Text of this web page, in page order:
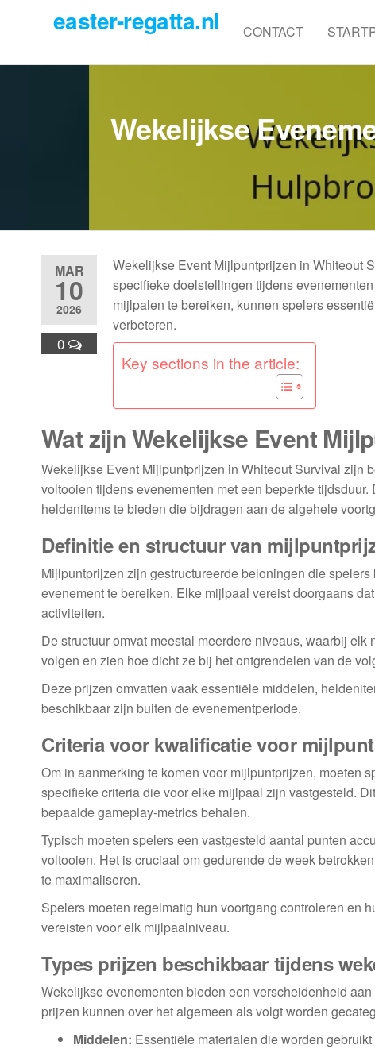
content
easter-regatta.nl CONTACT
Wekelijkse
MAR
10
2026
0
Wekelijkse Event Mijlpuntprijzen in Whiteout
specifieke doelstellingen tijdens
mijlpalen te bereiken, kunnen spelers
verbeteren.
Key sections in the article:
Wat zijn Wekelijkse Event
Wekelijkse Event Mijlpuntprijzen in Whiteout Survival zijn
voltooien tijdens evenementen met een beperkte
heldenitems te bieden die bijdragen aan de algehele
Definitie en structuur van
Mijlpuntprijzen zijn gestructureerde beloningen die
evenement te bereiken. Elke mijlpaal vereist doorgaans
activiteiten.
De structuur omvat meestal meerdere niveaus, waarbij
volgen en zien hoe dicht ze bij het ontgrendelen van de
Deze prijzen omvatten vaak essentiële middelen,
beschikbaar zijn buiten de evenementperiode.
Criteria voor kwalificatie voor
Om in aanmerking te komen voor mijlpuntprijzen, moeten
specifieke criteria die voor elke mijlpaal zijn vastgesteld.
bepaalde gameplay-metrics behalen.
Typisch moeten spelers een vastgesteld aantal punten
voltooien. Het is cruciaal om gedurende de week
te maximaliseren.
Spelers moeten regelmatig hun voortgang controleren en
vereisten voor elk mijlpaalniveau.
Types prijzen beschikbaar tijdens
Wekelijkse evenementen bieden een verscheidenheid
prijzen kunnen over het algemeen als volgt worden
Middelen: Essentiële materialen die worden